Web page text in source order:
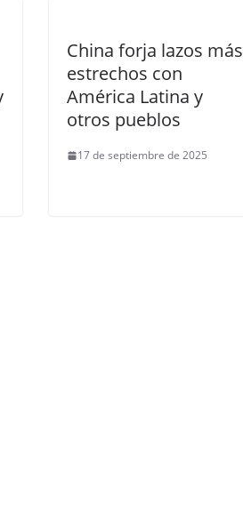
China forja lazos más
estrechos con
América Latina y
otros pueblos
17 de septiembre de 2025